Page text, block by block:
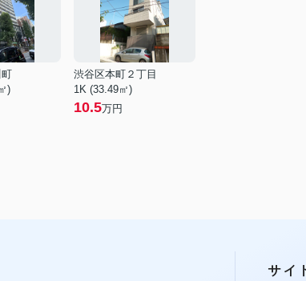
)
渋谷区本町２丁目
1K (33.49㎡)
10.5万円
サイ